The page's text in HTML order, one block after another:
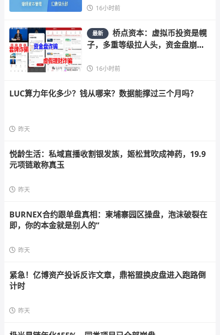
16小时前
最新
桥点资本：虚拟币投资是幌
子，多重等级拉人头，资金盘崩盘
16小时前
LUC算力年化多少？钱从哪来？数据能撑过三个月吗？
昨天
悦龄生活：私域直播收割银发族，姬松茸吹成神药，19.9
元项链敢称真玉
昨天
BURNEX合约跟单盘真相：柬埔寨园区操盘，泡沫破裂在
即，你的本金就是别人的“
昨天
紧急！亿博资产投诉反诈文章，鼎裕盟换皮盘进入跑路倒
计时
昨天